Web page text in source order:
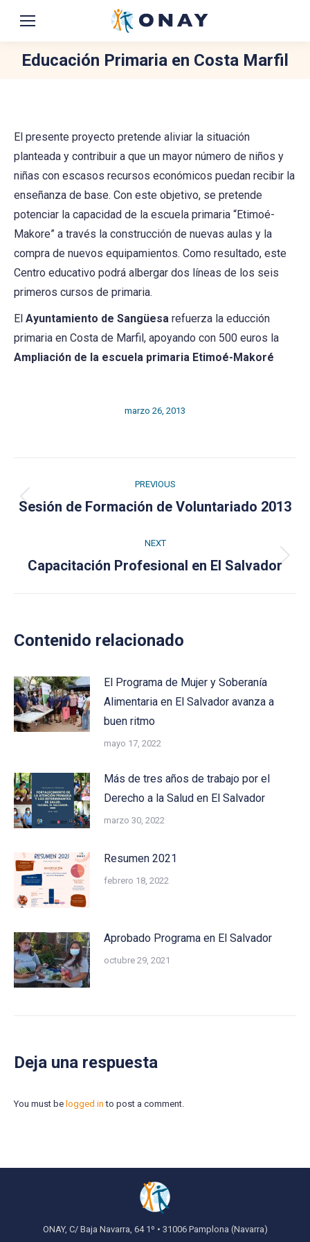
Educación Primaria en Costa Marfil
El presente proyecto pretende aliviar la situación
planteada y contribuir a que un mayor número de niños y
niñas con escasos recursos económicos puedan recibir la
enseñanza de base. Con este objetivo, se pretende
potenciar la capacidad de la escuela primaria “Etimoé-
Makore” a través la construcción de nuevas aulas y la
compra de nuevos equipamientos. Como resultado, este
Centro educativo podrá albergar dos líneas de los seis
primeros cursos de primaria.
El Ayuntamiento de Sangüesa refuerza la educción
primaria en Costa de Marfil, apoyando con 500 euros la
Ampliación de la escuela primaria Etimoé-Makoré
marzo 26, 2013
navigation
PREVIOUS
Previous
Sesión de Formación de Voluntariado 2013
NEXT
Next
Capacitación Profesional en El Salvador
Contenido relacionado
El Programa de Mujer y Soberanía
Alimentaria en El Salvador avanza a
buen ritmo
mayo 17, 2022
Más de tres años de trabajo por el
Derecho a la Salud en El Salvador
marzo 30, 2022
Resumen 2021
febrero 18, 2022
Aprobado Programa en El Salvador
octubre 29, 2021
Deja una respuesta
You must be logged in to post a comment.
ONAY, C/ Baja Navarra, 64 1º • 31006 Pamplona (Navarra)